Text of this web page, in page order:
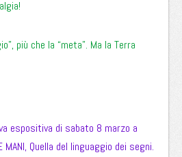
più che la “meta”. Ma la Terra
espositiva di sabato 8 marzo a
MANI, Quella del linguaggio dei segni.